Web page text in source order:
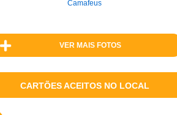
Camafeus
VER MAIS FOTOS
CARTÕES ACEITOS NO LOCAL